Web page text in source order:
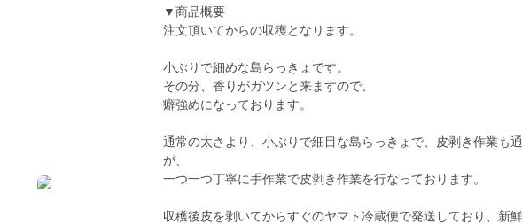
▼商品概要
注文頂いてからの収穫となります。
小ぶりで細めな島らっきょです。
その分、香りがガツンと来ますので、
癖強めになっております。
通常の太さより、小ぶりで細目な島らっきょで、皮剥き作業も
が、
一つ一つ丁寧に手作業で皮剥き作業を行なっております。
収穫後皮を剥いてからすぐのヤマト冷蔵便で発送しており、新